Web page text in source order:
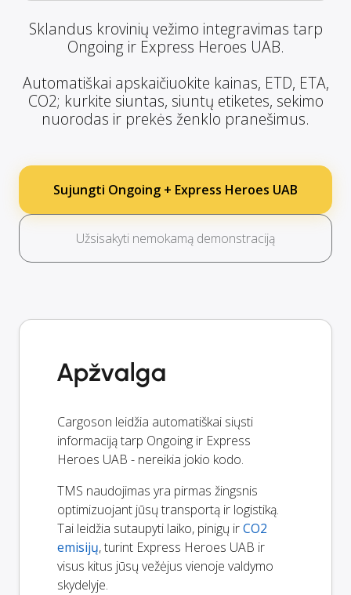
Sklandus krovinių vežimo integravimas tarp
Ongoing ir Express Heroes UAB.
Automatiškai apskaičiuokite kainas, ETD, ETA,
CO2; kurkite siuntas, siuntų etiketes, sekimo
nuorodas ir prekės ženklo pranešimus.
Sujungti Ongoing + Express Heroes UAB
Užsisakyti nemokamą demonstraciją
Apžvalga
Cargoson leidžia automatiškai siųsti
informaciją tarp Ongoing ir Express
Heroes UAB - nereikia jokio kodo.
TMS naudojimas yra pirmas žingsnis
optimizuojant jūsų transportą ir logistiką.
Tai leidžia sutaupyti laiko, pinigų irCO2
emisijų, turint Express Heroes UAB ir
visus kitus jūsų vežėjus vienoje valdymo
skydelyje.